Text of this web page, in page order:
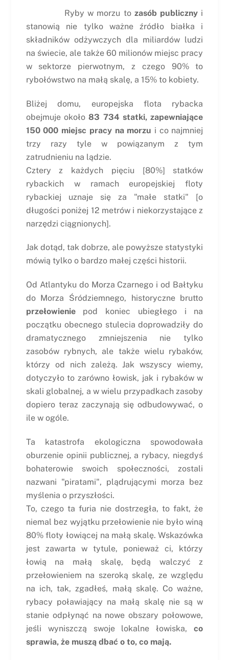
Ryby w morzu to zasób publiczny i
stanowią nie tylko ważne źródło białka i
składników odżywczych dla miliardów ludzi
na świecie, ale także 60 milionów miejsc pracy
w sektorze pierwotnym, z czego 90% to
rybołówstwo na małą skalę, a 15% to kobiety.
Bliżej domu, europejska flota rybacka
obejmuje około83 734 statki, zapewniające
150 000 miejsc pracy na morzu i co najmniej
trzy razy tyle w powiązanym z tym
zatrudnieniu na lądzie.
Cztery z każdych pięciu [80%] statków
rybackich w ramach europejskiej floty
rybackiej uznaje się za "małe statki" [o
długości poniżej 12 metrów i niekorzystające z
narzędzi ciągnionych].
Jak dotąd, tak dobrze, ale powyższe statystyki
mówią tylko o bardzo małej części historii.
Od Atlantyku do Morza Czarnego i od Bałtyku
do Morza Śródziemnego, historyczne brutto
przełowieniepod koniec ubiegłego i na
początku obecnego stulecia doprowadziły do
dramatycznego zmniejszenia nie tylko
zasobów rybnych, ale także wielu rybaków,
którzy od nich zależą. Jak wszyscy wiemy,
dotyczyło to zarówno łowisk, jak i rybaków w
skali globalnej, a w wielu przypadkach zasoby
dopiero teraz zaczynają się odbudowywać, o
ile w ogóle.
Ta katastrofa ekologiczna spowodowała
oburzenie opinii publicznej, a rybacy, niegdyś
bohaterowie swoich społeczności, zostali
nazwani "piratami", plądrującymi morza bez
myślenia o przyszłości.
To, czego ta furia nie dostrzegła, to fakt, że
niemal bez wyjątku przełowienie nie było winą
80% floty łowiącej na małą skalę. Wskazówka
jest zawarta w tytule, ponieważ ci, którzy
łowią na małą skalę, będą walczyć z
przełowieniem na szeroką skalę, ze względu
na ich, tak, zgadłeś, małą skalę. Co ważne,
rybacy poławiający na małą skalę nie są w
stanie odpłynąć na nowe obszary połowowe,
jeśli wyniszczą swoje lokalne łowiska,co
sprawia, że muszą dbać o to, co mają.